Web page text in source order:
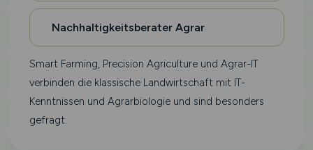
Nachhaltigkeitsberater Agrar
Smart Farming, Precision Agriculture und Agrar-IT
verbinden die klassische Landwirtschaft mit IT-
Kenntnissen und Agrarbiologie und sind besonders
gefragt.